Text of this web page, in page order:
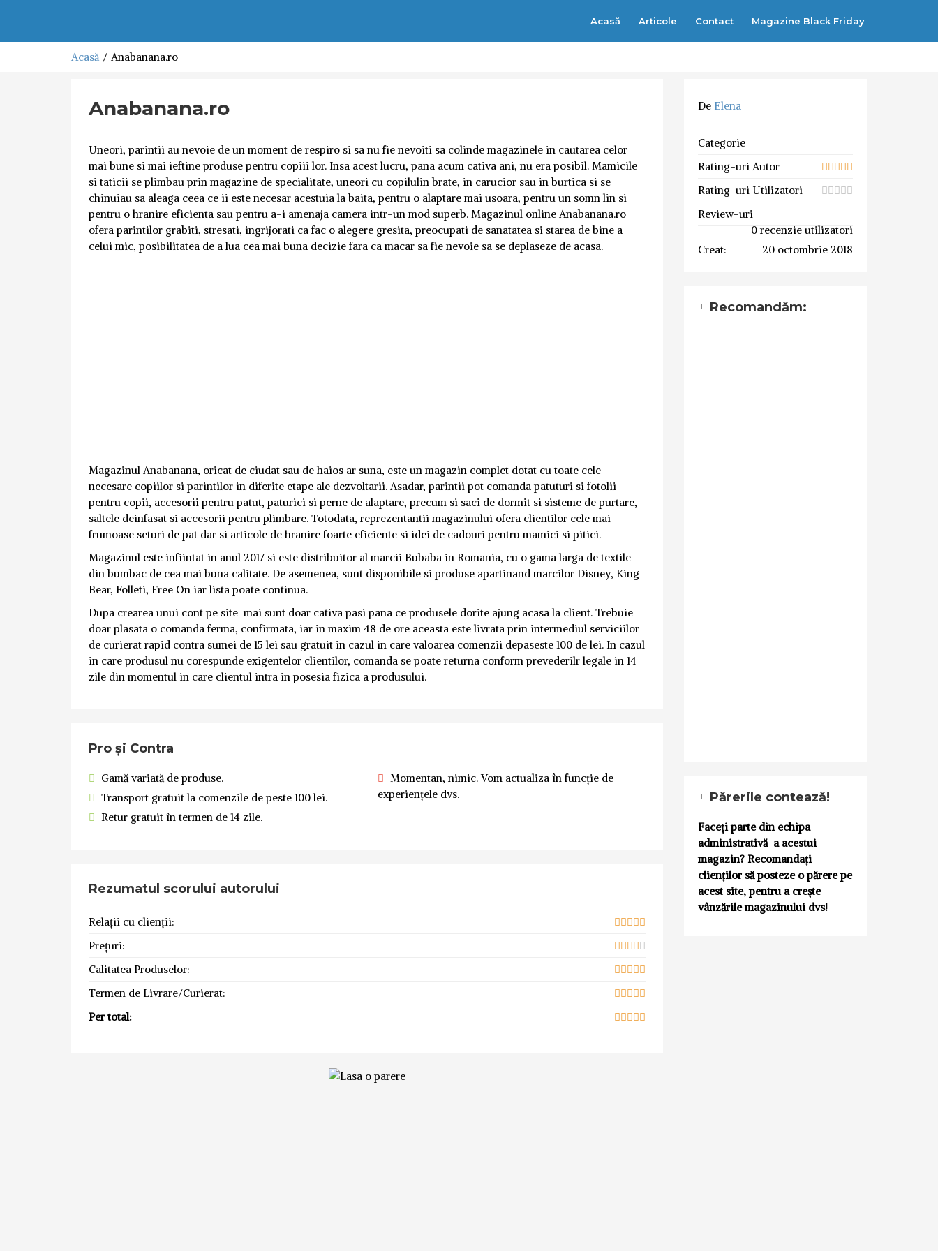
Acasă Articole Contact Magazine Black Friday
Acasă Anabanana.ro
Anabanana.ro
Uneori, parintii au nevoie de un moment de respiro si sa nu fie nevoiti sa colinde magazinele in cautarea celor
mai bune si mai ieftine produse pentru copiii lor. Insa acest lucru, pana acum cativa ani, nu era posibil. Mamicile
si taticii se plimbau prin magazine de specialitate, uneori cu copilulin brate, in carucior sau in burtica si se
chinuiau sa aleaga ceea ce ii este necesar acestuia la baita, pentru o alaptare mai usoara, pentru un somn lin si
pentru o hranire eficienta sau pentru a-i amenaja camera intr-un mod superb. Magazinul online Anabanana.ro
ofera parintilor grabiti, stresati, ingrijorati ca fac o alegere gresita, preocupati de sanatatea si starea de bine a
celui mic, posibilitatea de a lua cea mai buna decizie fara ca macar sa fie nevoie sa se deplaseze de acasa.
Magazinul Anabanana, oricat de ciudat sau de haios ar suna, este un magazin complet dotat cu toate cele
necesare copiilor si parintilor in diferite etape ale dezvoltarii. Asadar, parintii pot comanda patuturi si fotolii
pentru copii, accesorii pentru patut, paturici si perne de alaptare, precum si saci de dormit si sisteme de purtare,
saltele deinfasat si accesorii pentru plimbare. Totodata, reprezentantii magazinului ofera clientilor cele mai
frumoase seturi de pat dar si articole de hranire foarte eficiente si idei de cadouri pentru mamici si pitici.
Magazinul este infiintat in anul 2017 si este distribuitor al marcii Bubaba in Romania, cu o gama larga de textile
din bumbac de cea mai buna calitate. De asemenea, sunt disponibile si produse apartinand marcilor Disney, King
Bear, Folleti, Free On iar lista poate continua.
Dupa crearea unui cont pe site mai sunt doar cativa pasi pana ce produsele dorite ajung acasa la client. Trebuie
doar plasata o comanda ferma, confirmata, iar in maxim 48 de ore aceasta este livrata prin intermediul serviciilor
de curierat rapid contra sumei de 15 lei sau gratuit in cazul in care valoarea comenzii depaseste 100 de lei. In cazul
in care produsul nu corespunde exigentelor clientilor, comanda se poate returna conform prevederilr legale in 14
zile din momentul in care clientul intra in posesia fizica a produsului.
Pro și Contra
Gamă variată de produse.
Transport gratuit la comenzile de peste 100 lei.
Retur gratuit în termen de 14 zile.
Momentan, nimic. Vom actualiza în funcție de
experiențele dvs.
Rezumatul scorului autorului
Relații cu clienții:
Prețuri:
Calitatea Produselor:
Termen de Livrare/Curierat:
Per total:
De Elena
Categorie
Rating-uri Autor
Rating-uri Utilizatori
Review-uri
0 recenzie utilizatori
Creat:
20 octombrie 2018
Recomandăm:
Părerile contează!
Faceți parte din echipa
administrativă a acestui
magazin? Recomandați
clienților să posteze o părere pe
acest site, pentru a crește
vânzările magazinului dvs!